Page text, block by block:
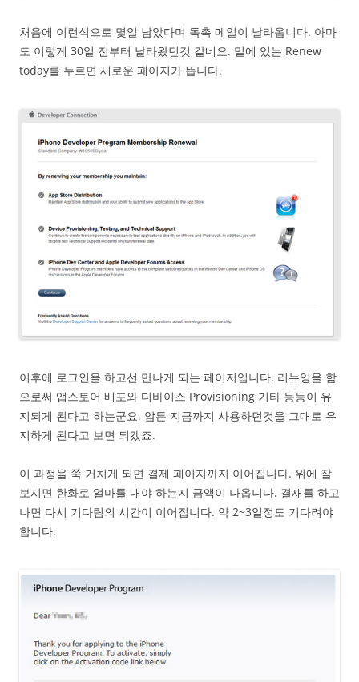
처음에 이런식으로 몇일 남았다며 독촉 메일이 날라옵니다. 아마
도 이렇게 30일 전부터 날라왔던것 같네요. 밑에 있는 Renew
today를 누르면 새로운 페이지가 뜹니다.
이후에 로그인을 하고선 만나게 되는 페이지입니다. 리뉴잉을 함
으로써 앱스토어 배포와 디바이스 Provisioning 기타 등등이 유
지되게 된다고 하는군요. 암튼 지금까지 사용하던것을 그대로 유
지하게 된다고 보면 되겠죠.
이 과정을 쭉 거치게 되면 결제 페이지까지 이어집니다. 위에 잘
보시면 한화로 얼마를 내야 하는지 금액이 나옵니다. 결재를 하고
나면 다시 기다림의 시간이 이어집니다. 약 2~3일정도 기다려야
합니다.